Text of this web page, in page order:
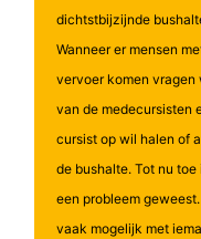
dichtstbijzijnde
Wanneer er mensen
vervoer komen vragen
van de medecursisten
cursist op wil halen of
de bushalte. Tot nu
een probleem
vaak mogelijk met